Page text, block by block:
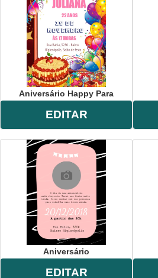
Aniversário Happy Para
EDITAR
Aniversário
EDITAR